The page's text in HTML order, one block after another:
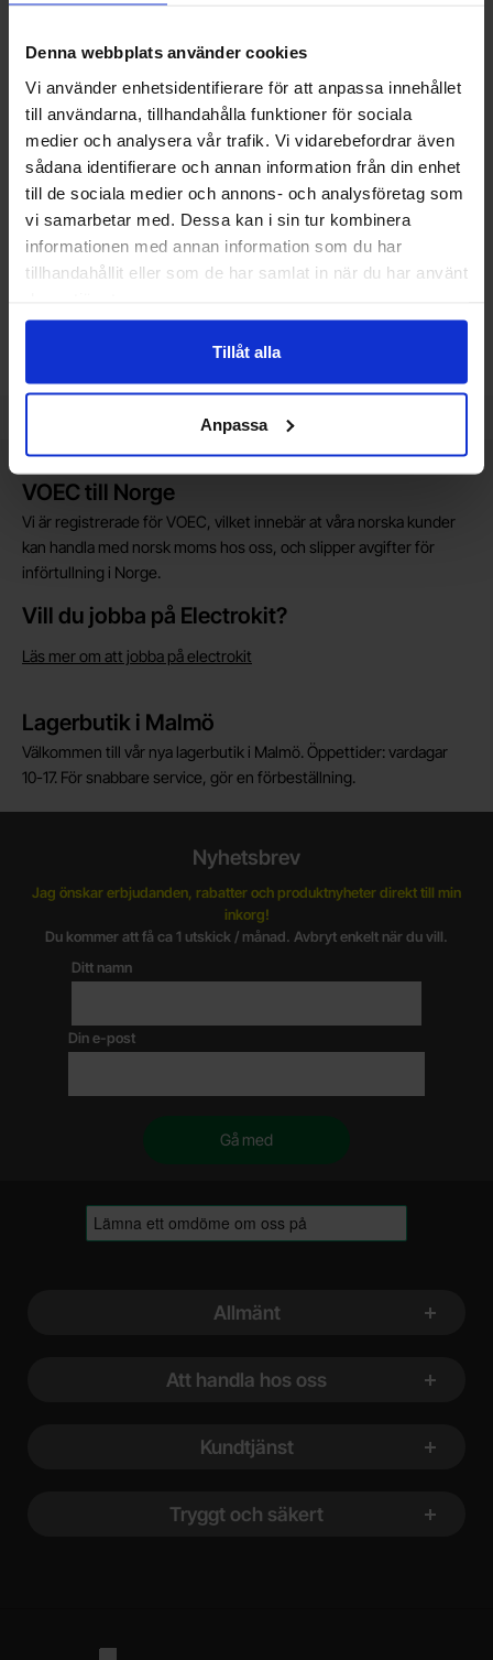
Denna webbplats använder cookies
Vi använder enhetsidentifierare för att anpassa innehållet
till användarna, tillhandahålla funktioner för sociala
medier och analysera vår trafik. Vi vidarebefordrar även
sådana identifierare och annan information från din enhet
till de sociala medier och annons- och analysföretag som
vi samarbetar med. Dessa kan i sin tur kombinera
informationen med annan information som du har
tillhandahållit eller som de har samlat in när du har använt
Tillåt alla
Anpassa
Motstånd kolfilm 0.25W 1kohm
Art. nr
40810310
Från
0.15 SEK
Inklusive 25% moms
Köp (10st)
Mängdrabatt
Antal Pris /st
1-till
24 st
1 SEK
25 -till99 st
0.60 SEK
st
1N4148 DO-35 75V 200mA
Art. nr
40310010
Från
0.10 SEK
Köp (50st)
Mängdrabatt
AntalPris /st
1-till
99 st
100 -till249 st
Kort allmän information
VOEC till Norge
Vi är registrerade för VOEC, vilket innebär at våra norska kunder
kan handla med norsk moms hos oss, och slipper avgifter för
införtullning i Norge.
Vill du jobba på Electrokit?
Läs mer om att jobba på electrokit
Lagerbutik i Malmö
Välkommen till vår nya lagerbutik i Malmö. Öppettider: vardagar
10-17. För snabbare service, gör en förbeställning.
Nyhetsbrev
Jag önskar erbjudanden, rabatter och produktnyheter direkt till min
inkorg!
Du kommer att få ca 1 utskick / månad. Avbryt enkelt när du vill.
Ditt namn
Din e-post
Allmänt
Att handla hos oss
Kundtjänst
Tryggt och säkert